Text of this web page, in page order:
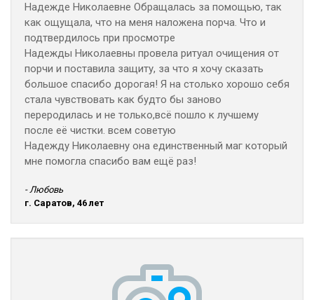
Надежде Николаевне Обращалась за помощью, так
как ощущала, что на меня наложена порча. Что и
подтвердилось при просмотре
Надежды Николаевны провела ритуал очищения от
порчи и поставила защиту, за что я хочу сказать
большое спасибо дорогая! Я на столько хорошо себя
стала чувствовать как будто бы заново
переродилась и не только,всё пошло к лучшему
после её чистки. всем советую
Надежду Николаевну она единственный маг который
мне помогла спасибо вам ещё раз!
- Любовь
г. Саратов, 46 лет